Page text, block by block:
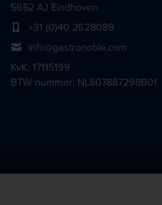
5652 AJ Eindhoven
+31 (0)40 2628089
info@gastronoble.com
KvK: 17115199
BTW nummer: NL807887298B01